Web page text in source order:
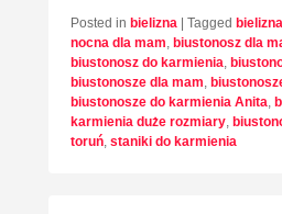
Posted in bielizna | Tagged
nocna dla mam biustonosz dla
biustonosz do karmienia
biustonosze dla mam
biustonosze do karmienia Anita
karmienia duże rozmiary
toruń staniki do karmienia